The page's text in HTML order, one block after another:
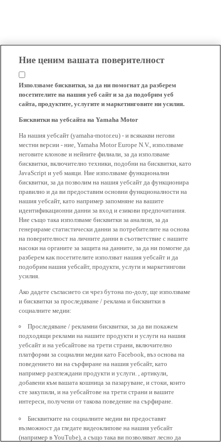
Ние ценим вашата поверителност
Използваме бисквитки, за да ни помогнат да разберем
посетителите на нашия уеб сайт и за да подобрим уеб
сайта, продуктите, услугите и маркетинговите ни усилия.
Бисквитки на уебсайта на Yamaha Motor
На нашия уебсайт (yamaha-motor.eu) - и всякакви негови
местни версии - ние, Yamaha Motor Europe N.V., използваме
неговите клонове и нейните филиали, за да използваме
бисквитки, включително техники, подобни на бисквитки, като
JavaScript и уеб маяци. Ние използваме функционални
бисквитки, за да позволим на нашия уебсайт да функционира
правилно и да ви предоставим основни функционалности на
нашия уебсайт, като например запомняне на вашите
идентификационни данни за вход и езикови предпочитания.
Ние също така използваме бисквитки за анализи, за да
генерираме статистически данни за потребителите на основа
на поверителност на личните данни в съответствие с нашите
насоки на органите за защита на данните, за да ни помогне да
разберем как посетителите използват нашия уебсайт и да
подобрим нашия уебсайт, продукти, услуги и маркетингови
усилия.
Ако дадете съгласието си чрез бутона по-долу, ще използваме
и бисквитки за проследяване / реклама и бисквитки в
социалните медии:
Проследяване / рекламни бисквитки, за да ви покажем
подходящи реклами на нашите продукти и услуги на нашия
уебсайт и на уебсайтове на трети страни, включително
платформи за социални медии като Facebook, въз основа на
поведението ви на сърфиране на нашия уебсайт, като
например разглеждани продукти и услуги. , артикули,
добавени към вашата кошница за пазаруване, и стоки, които
сте закупили, и на уебсайтове на трети страни и вашите
интереси, получени от такова поведение на сърфиране.
Бисквитките на социалните медии ви предоставят
възможност да гледате видеоклипове на нашия уебсайт
(например в YouTube), а също така ви позволяват лесно да